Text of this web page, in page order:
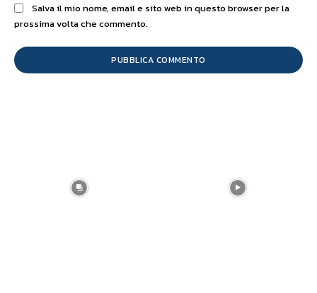
Salva il mio nome, email e sito web in questo browser per la
prossima volta che commento.